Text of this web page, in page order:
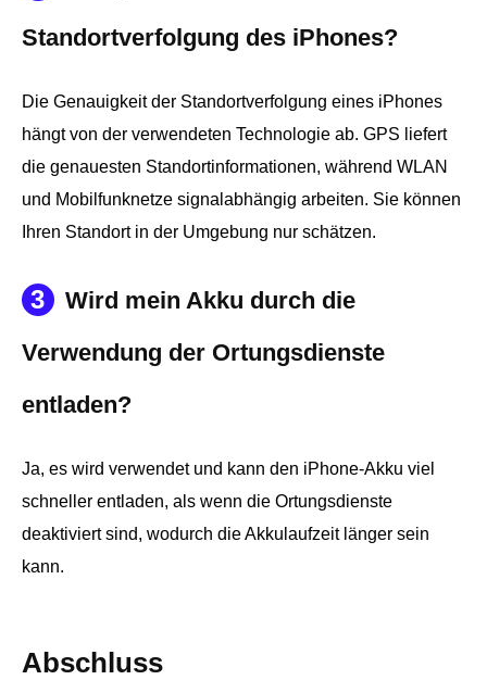
Standortverfolgung des iPhones?
Die Genauigkeit der Standortverfolgung eines iPhones
hängt von der verwendeten Technologie ab. GPS liefert
die genauesten Standortinformationen, während WLAN
und Mobilfunknetze signalabhängig arbeiten. Sie können
Ihren Standort in der Umgebung nur schätzen.
3
Wird mein Akku durch die
Verwendung der Ortungsdienste
entladen?
Ja, es wird verwendet und kann den iPhone-Akku viel
schneller entladen, als wenn die Ortungsdienste
deaktiviert sind, wodurch die Akkulaufzeit länger sein
kann.
Abschluss